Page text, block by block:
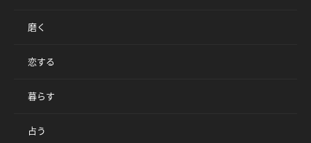
磨く
恋する
暮らす
占う